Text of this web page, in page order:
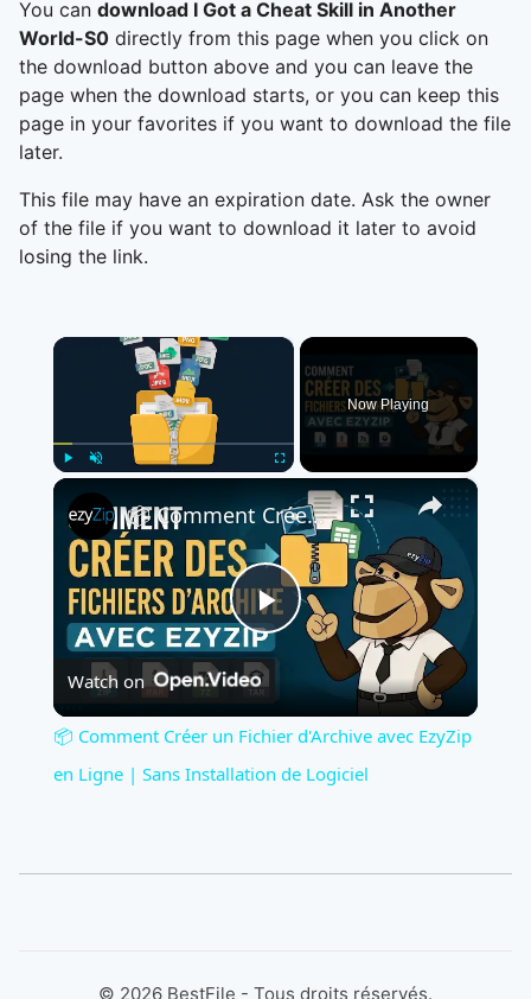
You can download I Got a Cheat Skill in Another
World-S0 directly from this page when you click on
the download button above and you can leave the
page when the download starts, or you can keep this
page in your favorites if you want to download the file
later.
This file may have an expiration date. Ask the owner
of the file if you want to download it later to avoid
losing the link.
×
Now Playing
×
Play
Video
📦 Comment Créer un Fichier d'Archive avec EzyZip en Ligne | Sans Installation de Logiciel
Watch on
📦 Comment Créer un Fichier d'Archive avec EzyZip
en Ligne | Sans Installation de Logiciel
© 2026 BestFile - Tous droits réservés.